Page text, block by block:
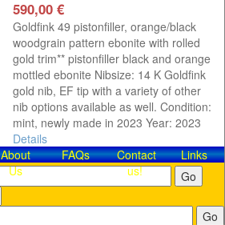
590,00 €
Goldfink 49 pistonfiller, orange/black
woodgrain pattern ebonite with rolled
gold trim** pistonfiller black and orange
mottled ebonite Nibsize: 14 K Goldfink
gold nib, EF tip with a variety of other
nib options available as well. Condition:
mint, newly made in 2023 Year: 2023
Details
About
Us
FAQs
Contact​
us!
Links